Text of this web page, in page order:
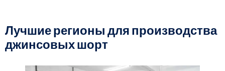
Лучшие регионы для производства
джинсовых шорт